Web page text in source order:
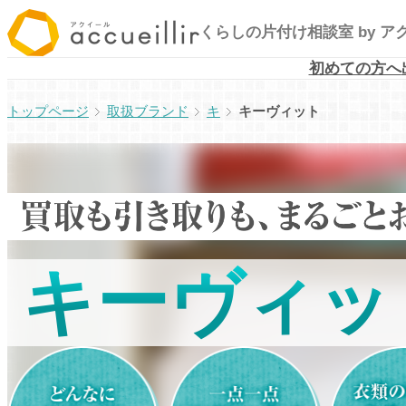
内
容
キ
ッ
くらしの片付け相談室 by ア
初めての方へ
取扱ブランド キ キーヴィット
キーヴィ